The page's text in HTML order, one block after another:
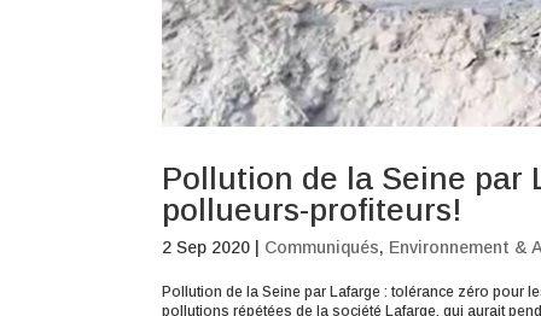
Pollution de la Seine par
pollueurs-profiteurs!
2 Sep 2020 Communiqués, Environnement &
Pollution de la Seine par Lafarge : tolérance zéro pour
pollutions répétées de la société Lafarge, qui aurait